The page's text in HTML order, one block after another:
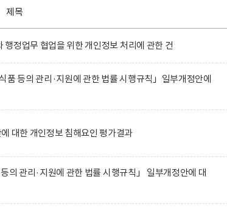
제목
정업무 협업을 위한 개인정보 처리에 관한 건
품 등의 관리·지원에 관한 법률 시행규칙」일부개정안에
대한 개인정보 침해요인 평가결과
의 관리·지원에 관한 법률 시행규칙」 일부개정안에 대